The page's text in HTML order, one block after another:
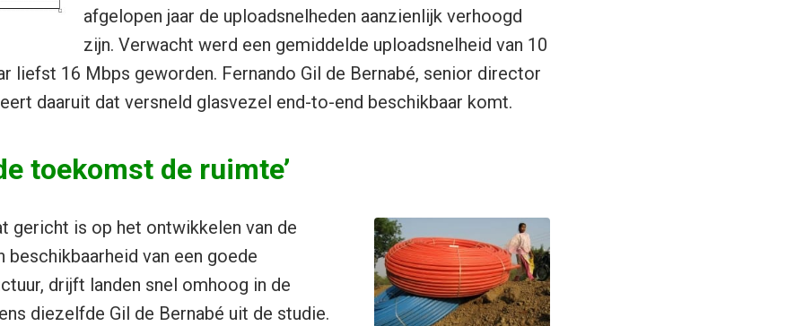
afgelopen jaar de uploadsnelheden aanzienlijk verhoogd
zijn. Verwacht werd een gemiddelde uploadsnelheid van 10
liefst 16 Mbps geworden. Fernando Gil de Bernabé, senior director
daaruit dat versneld glasvezel end-to-end beschikbaar komt.
toekomst de ruimte’
gericht is op het ontwikkelen van de
beschikbaarheid van een goede
drijft landen snel omhoog in de
diezelfde Gil de Bernabé uit de studie.